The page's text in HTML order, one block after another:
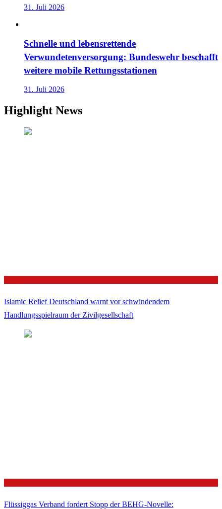
31. Juli 2026
Schnelle und lebensrettende
Verwundetenversorgung: Bundeswehr beschafft
weitere mobile Rettungsstationen
31. Juli 2026
Highlight News
Islamic Relief Deutschland warnt vor schwindendem
Handlungsspielraum der Zivilgesellschaft
Flüssiggas Verband fordert Stopp der BEHG-Novelle: